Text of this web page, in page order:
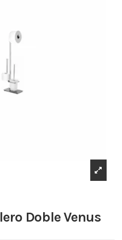
Doble Venus